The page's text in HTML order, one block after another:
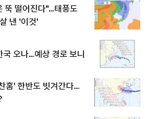
뚝 떨어진다"…태풍도
낸 '이것'
국 오나…예상 경로 보니
홈' 한반도 빗겨간다…